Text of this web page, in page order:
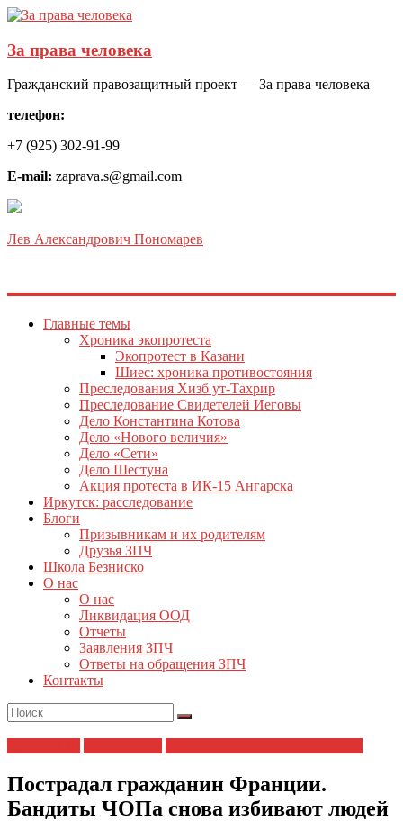
За права человека
Гражданский правозащитный проект — За права человека
телефон:
+7 (925) 302-91-99
E-mail: zaprava.s@gmail.com
Лев Александрович Пономарев
Главные темы
Хроника экопротеста
Экопротест в Казани
Шиес: хроника противостояния
Преследования Хизб ут-Тахрир
Преследование Свидетелей Иеговы
Дело Константина Котова
Дело «Нового величия»
Дело «Сети»
Дело Шестуна
Акция протеста в ИК-15 Ангарска
Иркутск: расследование
Блоги
Призывникам и их родителям
Друзья ЗПЧ
Школа Безниско
О нас
О нас
Ликвидация ООД
Отчеты
Заявления ЗПЧ
Ответы на обращения ЗПЧ
Контакты
Пострадал гражданин Франции.
Бандиты ЧОПа снова избивают людей